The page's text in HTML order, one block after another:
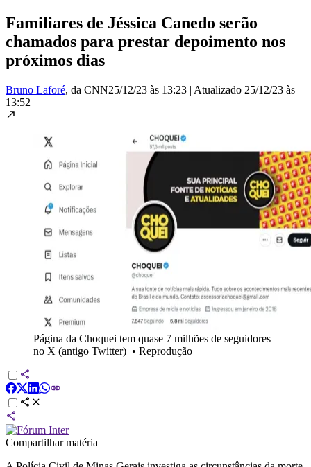
Familiares de Jéssica Canedo serão
chamados para prestar depoimento nos
próximos dias
Bruno Laforé, da CNN25/12/23 às 13:23 | Atualizado 25/12/23 às
13:52
Página da Choquei tem quase 7 milhões de seguidores
no X (antigo Twitter) • Reprodução
Compartilhar matéria